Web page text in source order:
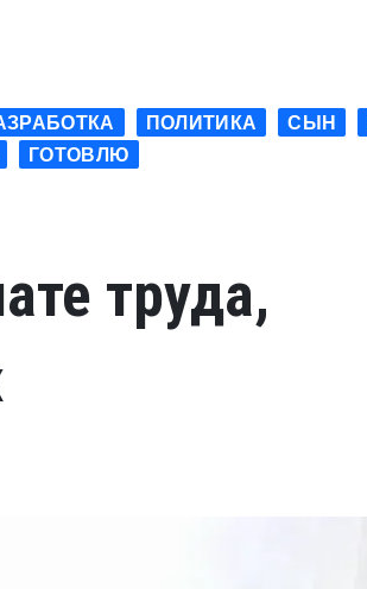
ПОЛИТИКА СЫН
ГОТОВЛЮ
труда,